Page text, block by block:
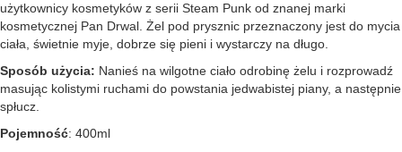
użytkownicy kosmetyków z serii Steam Punk od znanej marki
kosmetycznej Pan Drwal. Żel pod prysznic przeznaczony jest do mycia
ciała, świetnie myje, dobrze się pieni i wystarczy na długo.
Sposób użycia: Nanieś na wilgotne ciało odrobinę żelu i rozprowadź
masując kolistymi ruchami do powstania jedwabistej piany, a następnie
spłucz.
Pojemność: 400ml